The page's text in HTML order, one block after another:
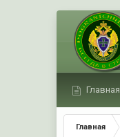
Главная
Главная